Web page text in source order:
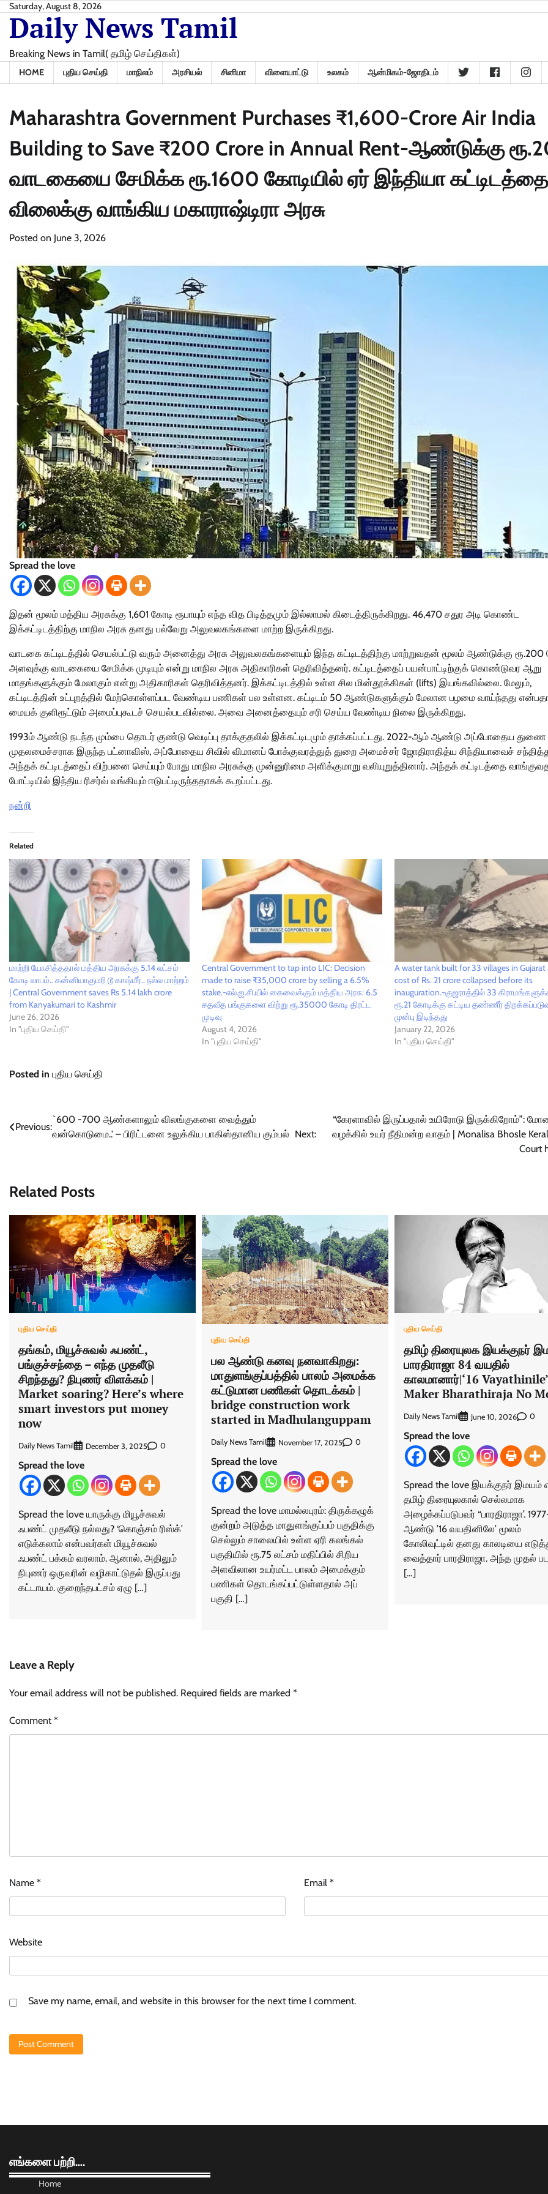
Skip
content
Saturday, August 8, 2026
Daily News Tamil
Breaking News in Tamil( தமிழ் செய்திகள்)
HOME புதிய செய்தி மாநிலம் அரசியல் சினிமா விளையாட்டு உலகம் ஆன்மிகம்-ஜோதிடம்
Maharashtra Government Purchases ₹1,600-Crore Air India
Building to Save ₹200 Crore in Annual Rent-ஆண்டுக்கு
வாடகையை சேமிக்க ரூ.1600 கோடியில் ஏர் இந்தியா கட்டிடத்தை
விலைக்கு வாங்கிய மகாராஷ்டிரா அரசு
Posted on June 3, 2026
Spread the love
இதன் மூலம் மத்திய அரசுக்கு 1,601 கோடி ரூபாயும் எந்த வித பிடித்தமும் இல்லாமல் கிடைத்திருக்கிறது. 46,470 சதுர அடி கொண்ட
இக்கட்டிடத்திற்கு மாநில அரசு தனது பல்வேறு அலுவலகங்களை மாற்ற இருக்கிறது.
வாடகை கட்டிடத்தில் செயல்பட்டு வரும் அனைத்து அரசு அலுவலகங்களையும் இந்த கட்டிடத்திற்கு மாற்றுவதன் மூலம் ஆண்டுக்கு ரூ.200
அளவுக்கு வாடகையை சேமிக்க முடியும் என்று மாநில அரசு அதிகாரிகள் தெரிவித்தனர். கட்டிடத்தைப் பயன்பாட்டிற்குக் கொண்டுவர ஆறு
மாதங்களுக்கும் மேலாகும் என்று அதிகாரிகள் தெரிவித்தனர். இக்கட்டிடத்தில் உள்ள சில மின்தூக்கிகள் (lifts) இயங்கவில்லை. மேலும்,
கட்டிடத்தின் உட்புறத்தில் மேற்கொள்ளப்பட வேண்டிய பணிகள் பல உள்ளன. கட்டிடம் 50 ஆண்டுகளுக்கும் மேலான பழமை வாய்ந்தது
மையக் குளிரூட்டும் அமைப்புகூடச் செயல்படவில்லை. அவை அனைத்தையும் சரி செய்ய வேண்டிய நிலை இருக்கிறது.
1993ம் ஆண்டு நடந்த மும்பை தொடர் குண்டு வெடிப்பு தாக்குதலில் இக்கட்டிடமும் தாக்கப்பட்டது. 2022-ஆம் ஆண்டு அப்போதைய துணை
முதலமைச்சராக இருந்த பட்னாவிஸ், அப்போதைய சிவில் விமானப் போக்குவரத்துத் துறை அமைச்சர் ஜோதிராதித்ய சிந்தியாவைச்
அந்தக் கட்டிடத்தைப் விற்பனை செய்யும் போது மாநில அரசுக்கு முன்னுரிமை அளிக்குமாறு வலியுறுத்தினார். அந்தக் கட்டிடத்தை
போட்டியில் இந்திய ரிசர்வ் வங்கியும் ஈடுபட்டிருந்ததாகக் கூறப்பட்டது.
நன்றி
Related
மாற்றி யோசித்ததால் மத்திய அரசுக்கு 5.14 லட்சம்
கோடி லாபம்.. கன்னியாகுமரி டூ காஷ்மீர்.. நல்ல மாற்றம்
| Central Government saves Rs 5.14 lakh crore
from Kanyakumari to Kashmir
June 26, 2026
In "புதிய செய்தி"
Central Government to tap into LIC: Decision
made to raise ₹35,000 crore by selling a 6.5%
stake.-எல்.ஐ.சி.யில் கைவைக்கும் மத்திய அரசு: 6.5
சதவீத பங்குகளை விற்று ரூ.35000 கோடி திரட்ட
முடிவு
August 4, 2026
In "புதிய செய்தி"
A water tank built for 33 villages in Gujarat
cost of Rs. 21 crore collapsed before its
inauguration.-குஜராத்தில் 33
ரூ.21 கோடிக்கு கட்டிய தண்ணீர்
முன்பு இடிந்தது
January 22, 2026
In "புதிய செய்தி"
Posted in புதிய செய்தி
Post
Previous:
`600 -700 ஆண்களாலும் விலங்குகளை வைத்தும்
வன்கொடுமை..' – பிரிட்டனை உலுக்கிய பாகிஸ்தானிய கும்பல் Next:
“கேரளாவில் இருப்பதால் உயிரோடு இருக்கிறோம்”:
வழக்கில் உயர் நீதிமன்ற வாதம் | Monalisa Bhosle
Court
Related Posts
புதிய செய்தி
தங்கம், மியூச்சுவல் ஃபண்ட்,
பங்குச்சந்தை – எந்த முதலீடு
சிறந்தது? நிபுணர் விளக்கம் |
Market soaring? Here’s where
smart investors put money
now
Daily News Tamil December 3, 2025 0
Spread the love
Spread the love யாருக்கு மியூச்சுவல்
ஃபண்ட் முதலீடு நல்லது? ‘கொஞ்சம் ரிஸ்க்’
எடுக்கலாம் என்பவர்கள் மியூச்சுவல்
ஃபண்ட் பக்கம் வரலாம். ஆனால், அதிலும்
நிபுணர் ஒருவரின் வழிகாட்டுதல் இருப்பது
கட்டாயம். குறைந்தபட்சம் ஏழு […]
புதிய செய்தி
பல ஆண்டு கனவு நனவாகிறது:
மாதுளங்குப்பத்தில் பாலம் அமைக்க
கட்டுமான பணிகள் தொடக்கம் |
bridge construction work
started in Madhulanguppam
Daily News Tamil November 17, 2025 0
Spread the love
Spread the love மாமல்லபுரம்: ​திருக்​கழுக்​
குன்​றம் அடுத்த மாதுளங்​குப்​பம் பகு​திக்கு
செல்​லும் சாலை​யில் உள்ள ஏரி கலங்​கல்
பகு​தி​யில் ரூ.75 லட்​சம் மதிப்​பில் சிறிய
அளவி​லான உயர்​மட்ட பாலம் அமைக்​கும்
பணி​கள் தொடங்​கப்​பட்​டுள்​ள​தால் அப்​
பகுதி […]
புதிய செய்தி
தமிழ் திரையுலக இயக்குநர்
பாரதிராஜா 84 வயதில்
காலமானார்|‘16 Vayathinile’
Maker Bharathiraja No
Daily News Tamil June 10, 2026 0
Spread the love
Spread the love இயக்குநர் இமயம்
தமிழ் திரையுலகால் செல்லமாக
அழைக்கப்படுபவர் “பாரதிராஜா’.
ஆண்டு ’16 வயதினிலே’ மூலம்
கோலிவுட்டில் தனது காலடியை
வைத்தார் பாரதிராஜா. அந்த முதல்
[…]
Leave a Reply
Your email address will not be published. Required fields are marked *
Comment*
Name * Email*
Website
Save my name, email, and website in this browser for the next time I comment.
எங்களை பற்றி….
Home